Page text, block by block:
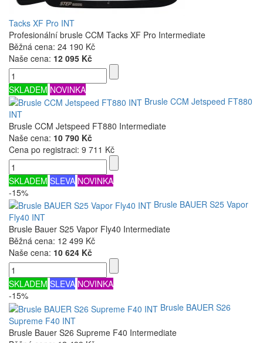
Tacks XF Pro INT
Profesionální brusle CCM Tacks XF Pro Intermediate
Běžná cena: 24 190 Kč
Naše cena: 12 095 Kč
SKLADEM NOVINKA
Brusle CCM Jetspeed FT880
INT
Brusle CCM Jetspeed FT880 Intermediate
Naše cena: 10 790 Kč
Cena po registraci: 9 711 Kč
SKLADEM SLEVA NOVINKA
-15%
Brusle BAUER S25 Vapor
Fly40 INT
Brusle Bauer S25 Vapor Fly40 Intermediate
Běžná cena: 12 499 Kč
Naše cena: 10 624 Kč
SKLADEM SLEVA NOVINKA
-15%
Brusle BAUER S26
Supreme F40 INT
Brusle Bauer S26 Supreme F40 Intermediate